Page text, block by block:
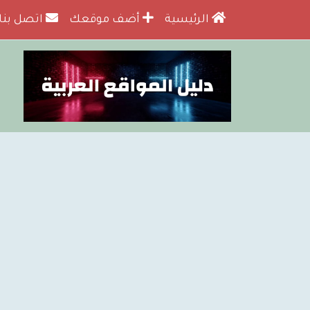
الرئيسية أضف موقعك اتصل بنا